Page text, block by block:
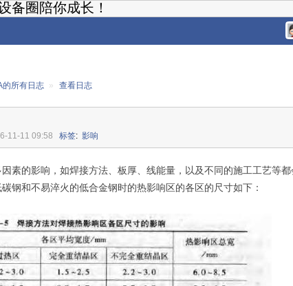
备圈陪你成长！
的所有日志 » 查看日志
11-11 09:58 标签: 影响
素的影响，如焊接方法、板厚、线能量，以及不同的施工工艺等都
钢和不易淬火的低合金钢时的热影响区的各区的尺寸如下：